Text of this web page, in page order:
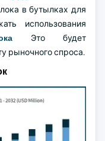
в бутылках для
использования
Это будет
рыночного спроса.